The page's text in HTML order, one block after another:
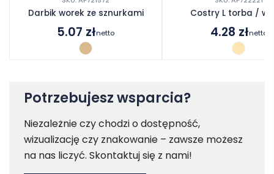
Darbik worek ze sznurkami
5.07 złnetto
Costry L torba /
4.28 złnetto
Potrzebujesz wsparcia?
Niezależnie czy chodzi o dostępność,
wizualizację czy znakowanie – zawsze możesz
na nas liczyć. Skontaktuj się z nami!